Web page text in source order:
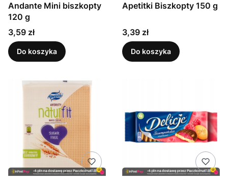
Andante Mini biszkopty
120 g
Cena
3,59 zł
Do koszyka
Apetitki Biszkopty 150 g
Cena
3,39 zł
Do koszyka